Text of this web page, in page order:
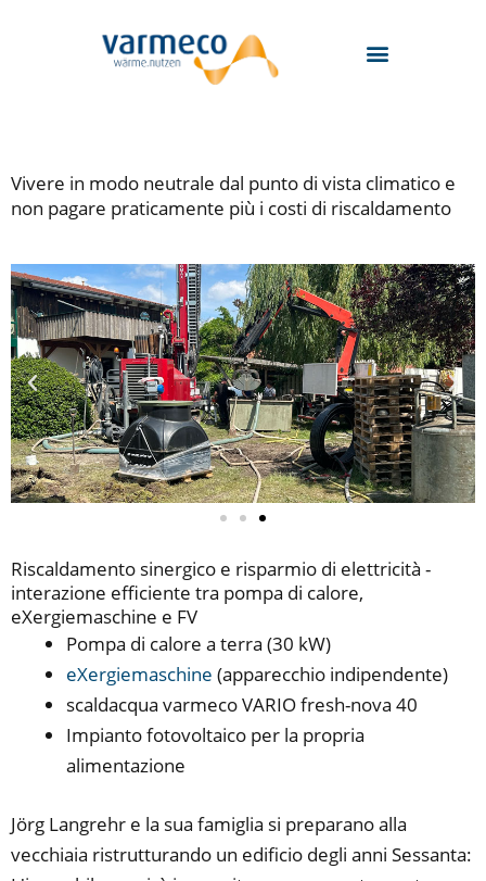
Vivere in modo neutrale dal punto di vista climatico e
non pagare praticamente più i costi di riscaldamento
Riscaldamento sinergico e risparmio di elettricità -
interazione efficiente tra pompa di calore,
eXergiemaschine e FV
Pompa di calore a terra (30 kW)
eXergiemaschine (apparecchio indipendente)
scaldacqua varmeco VARIO fresh-nova 40
Impianto fotovoltaico per la propria
alimentazione
Jörg Langrehr e la sua famiglia si preparano alla
vecchiaia ristrutturando un edificio degli anni Sessanta: